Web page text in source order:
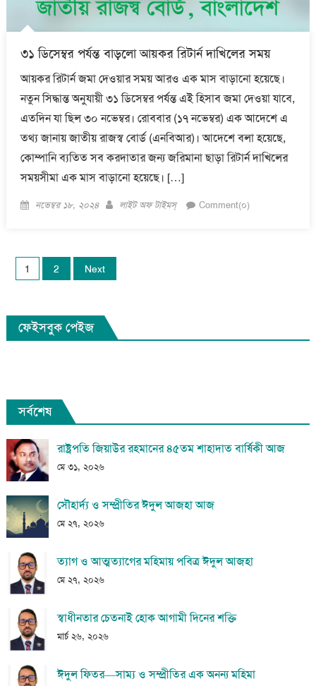
৩১ ডিসেম্বর পর্যন্ত বাড়লো আয়কর রিটার্ন দাখিলের সময়
আয়কর রিটার্ন জমা দেওয়ার সময় আরও এক মাস বাড়ানো হয়েছে।
নতুন সিদ্ধান্ত অনুযায়ী ৩১ ডিসেম্বর পর্যন্ত এই হিসাব জমা দেওয়া যাবে,
এতদিন যা ছিল ৩০ নভেম্বর। রোববার (১৭ নভেম্বর) এক আদেশে এ
তথ্য জানায় জাতীয় রাজস্ব বোর্ড (এনবিআর)। আদেশে বলা হয়েছে,
কোম্পানি ব্যতিত সব করদাতার জন্য জরিমানা ছাড়া রিটার্ন দাখিলের
সময়সীমা এক মাস বাড়ানো হয়েছে। […]
Posted
নভেম্বর ১৮, ২০২৪ Author
লাইট অফ টাইমস্ Comment(০)
Posts
1 2 Next
ফেইসবুক পেইজ
সর্বশেষ
রাষ্ট্রপতি জিয়াউর রহমানের ৪৫তম শাহাদাত বার্ষিকী আজ
মে ৩১, ২০২৬
সৌহার্দ্য ও সম্প্রীতির ঈদুল আজহা আজ
মে ২৭, ২০২৬
ত্যাগ ও আত্মত্যাগের মহিমায় পবিত্র ঈদুল আজহা
মে ২৭, ২০২৬
স্বাধীনতার চেতনাই হোক আগামী দিনের শক্তি
মার্চ ২৬, ২০২৬
ঈদুল ফিতর—সাম্য ও সম্প্রীতির এক অনন্য মহিমা